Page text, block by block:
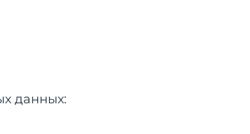
данных: